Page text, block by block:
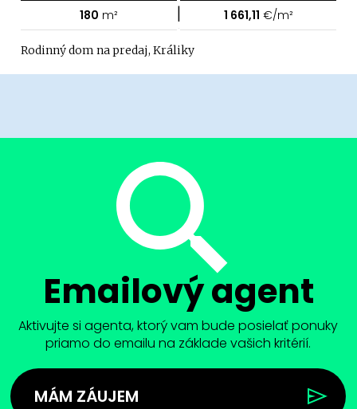
180 m² | 1 661,11 €/m²
Rodinný dom na predaj, Králiky
Emailový agent
Aktivujte si agenta, ktorý vam bude posielať ponuky
priamo do emailu na základe vašich kritérií.
MÁM ZÁUJEM